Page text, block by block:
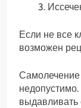
Если не все
возможен
Самолечение